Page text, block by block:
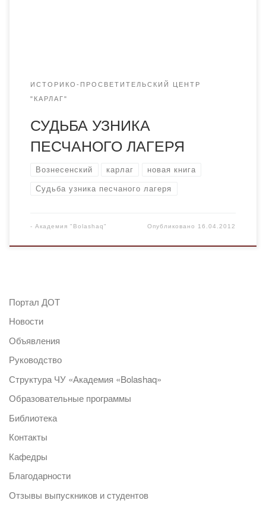
ИСТОРИКО-ПРОСВЕТИТЕЛЬСКИЙ ЦЕНТР
"КАРЛАГ"
СУДЬБА УЗНИКА
ПЕСЧАНОГО ЛАГЕРЯ
Вознесенский карлаг новая книга
Судьба узника песчаного лагеря
- Академия "Bolashaq" Опубликовано 16.04.2012
Портал ДОТ
Новости
Объявления
Руководство
Структура ЧУ «Академия «Bolashaq»
Образовательные программы
Библиотека
Контакты
Кафедры
Благодарности
Отзывы выпускников и студентов